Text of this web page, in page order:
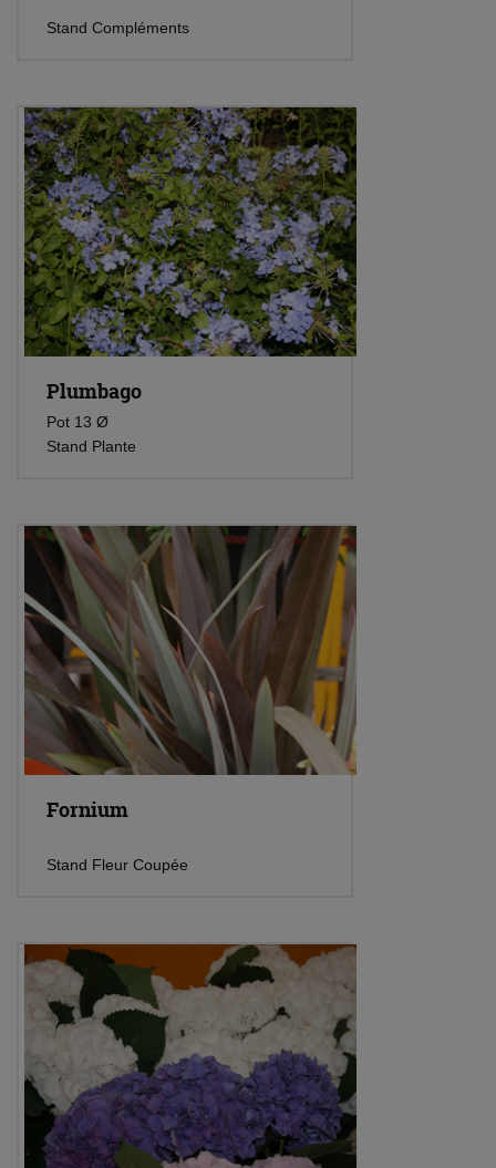
Stand Compléments
Plumbago
Pot 13 Ø
Stand Plante
Fornium
Stand Fleur Coupée